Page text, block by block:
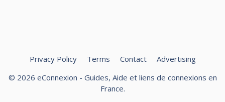
Privacy Policy Terms Contact
Advertising
© 2026 eConnexion - Guides, Aide et liens de connexions en
France.